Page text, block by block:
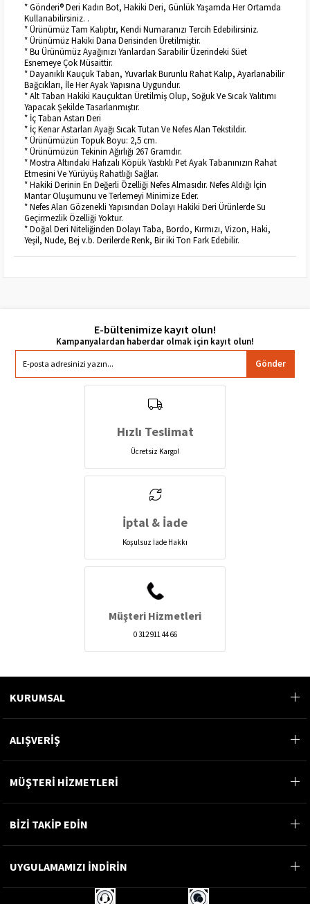
* Gönderi® Deri Kadın Bot, Hakiki Deri, Günlük Yaşamda Her Ortamda
Kullanabilirsiniz. .
* Ürünümüz Tam Kalıptır, Kendi Numaranızı Tercih Edebilirsiniz.
* Ürünümüz Hakiki Dana Derisinden Üretilmiştir.
* Bu Ürünümüz Ayağınızı Yanlardan Sarabilir Üzerindeki Süet
Esnemeye Çok Müsaittir.
* Dayanıklı Kauçuk Taban, Yuvarlak Burunlu Rahat Kalıp, Ayarlanabilir
Bağcıkları, İle Her Ayak Yapısına Uygundur.
* Alt Taban Hakiki Kauçuktan Üretilmiş Olup, Soğuk Ve Sıcak Yalıtımı
Yapacak Şekilde Tasarlanmıştır.
* İç Taban Astarı Deri
* İç Kenar Astarları Ayağı Sıcak Tutan Ve Nefes Alan Tekstildir.
* Ürünümüzün Topuk Boyu: 2,5 cm.
* Ürünümüzün Tekinin Ağırlığı 267 Gramdır.
* Mostra Altındaki Hafızalı Köpük Yastıklı Pet Ayak Tabanınızın Rahat
Etmesini Ve Yürüyüş Rahatlığı Sağlar.
* Hakiki Derinin En Değerli Özelliği Nefes Almasıdır. Nefes Aldığı İçin
Mantar Oluşumunu ve Terlemeyi Minimize Eder.
* Nefes Alan Gözenekli Yapısından Dolayı Hakiki Deri Ürünlerde Su
Geçirmezlik Özelliği Yoktur.
* Doğal Deri Niteliğinden Dolayı Taba, Bordo, Kırmızı, Vizon, Haki,
Yeşil, Nude, Bej v.b. Derilerde Renk, Bir iki Ton Fark Edebilir.
E-bültenimize kayıt olun!
Gönder
Hızlı Teslimat
Ücretsiz Kargo!
İptal & İade
Koşulsuz İade Hakkı
Müşteri Hizmetleri
0 312 911 44 66
KURUMSAL
ALIŞVERİŞ
MÜŞTERİ HİZMETLERİ
BİZİ TAKİP EDİN
UYGULAMAMIZI İNDİRİN